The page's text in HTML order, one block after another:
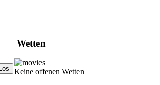
Wetten
Keine offenen Wetten